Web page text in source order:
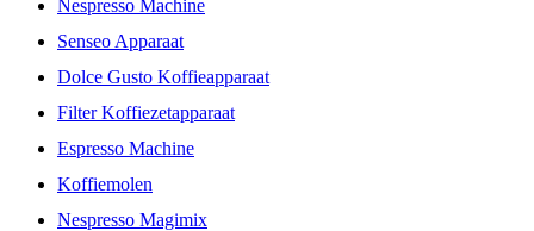
Nespresso Machine
Senseo Apparaat
Dolce Gusto Koffieapparaat
Filter Koffiezetapparaat
Espresso Machine
Koffiemolen
Nespresso Magimix